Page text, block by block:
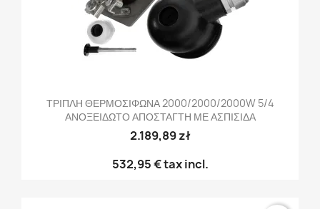
ΤΡΙΠΛΗ ΘΕΡΜΟΣΙΦΩΝΑ 2000/2000/2000W 5/4
ΑΝΟΞΕΙΔΩΤΟ ΑΠΟΣΤΑΓΤΗ ΜΕ ΑΣΠΙΣΙΔΑ
2.189,89 zł
532,95 €tax incl.